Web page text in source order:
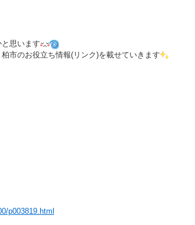
思います
市のお役立ち情報(リンク)を載せていきます
p003819.html